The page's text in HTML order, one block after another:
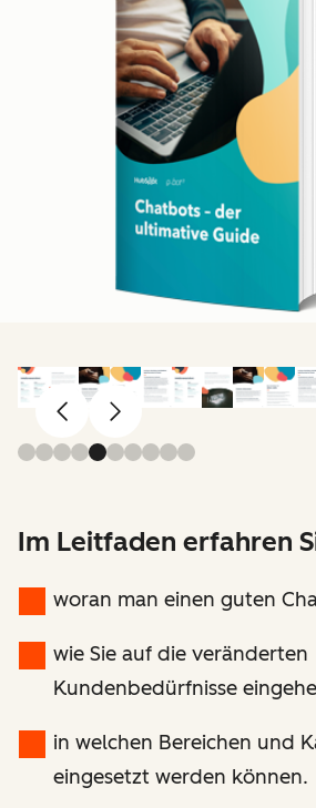
ZurückWeiter
Im Leitfaden erfahren
woran man einen guten
wie Sie auf die veränderten
Kundenbedürfnisse
in welchen Bereichen und
eingesetzt werden können.